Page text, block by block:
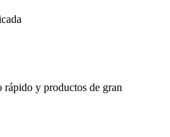
rápido y productos de gran